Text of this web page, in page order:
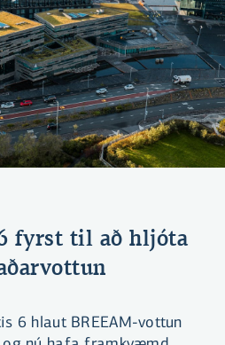
fyrst til að hljóta
6 hlaut BREEAM-vottun